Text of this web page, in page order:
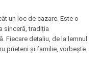
un loc de cazare. Este o
sinceră, tradiția
Fiecare detaliu, de la lemnul
prieteni și familie, vorbește